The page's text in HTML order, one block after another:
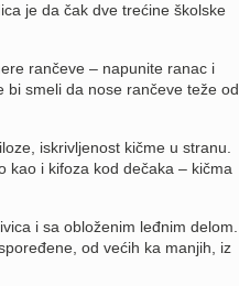
je da čak dve trećine školske
rančeve – napunite ranac i
bi smeli da nose rančeve teže od
iskrivljenost kičme u stranu.
kao i kifoza kod dečaka – kičma
i sa obloženim leđnim delom.
od većih ka manjih, iz